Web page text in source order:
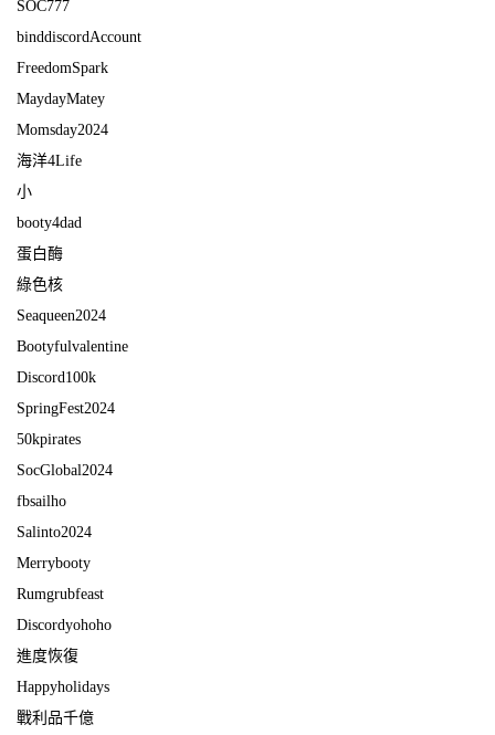
SOC777
binddiscordAccount
FreedomSpark
MaydayMatey
Momsday2024
海洋4Life
小
booty4dad
蛋白酶
綠色核
Seaqueen2024
Bootyfulvalentine
Discord100k
SpringFest2024
50kpirates
SocGlobal2024
fbsailho
Salinto2024
Merrybooty
Rumgrubfeast
Discordyohoho
進度恢復
Happyholidays
戰利品千億